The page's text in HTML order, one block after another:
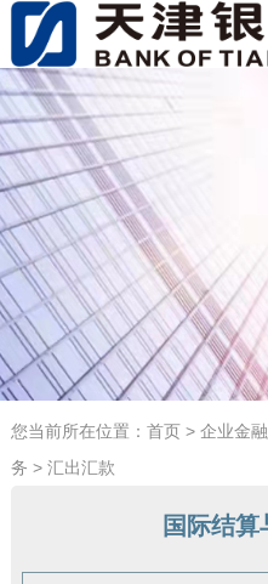
您当前所在位置： 首页> 企业金融
务 > 汇出汇款
国际结